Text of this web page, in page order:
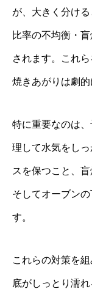
が、大きく分け
比率の不均衡・
されます。これ
焼きあがりは劇的
特に重要なのは
理して水気をし
スを保つこと、
そしてオーブン
す。
これらの対策を
底がしっとり濡